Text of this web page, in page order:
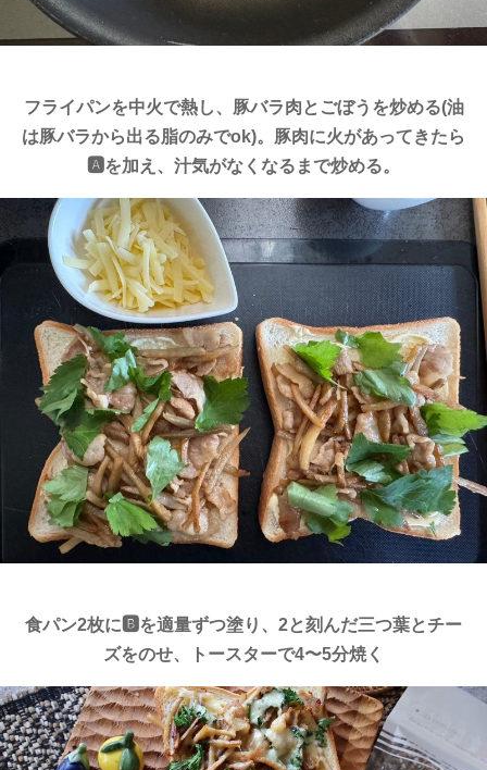
フライパンを中火で熱し、豚バラ肉とごぼうを炒める(油
は豚バラから出る脂のみでok)。豚肉に火があってきたら
🅰️を加え、汁気がなくなるまで炒める。
食パン2枚に🅱️を適量ずつ塗り、2と刻んだ三つ葉とチー
ズをのせ、トースターで4〜5分焼く